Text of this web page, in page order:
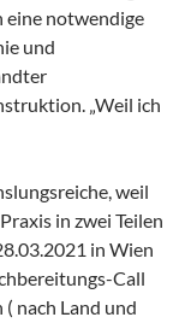
eine notwendige
und
„Weil ich
weil
in zwei Teilen
in Wien
Call
nach Land und